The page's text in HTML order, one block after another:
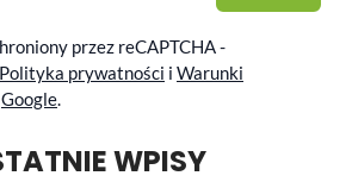
przez reCAPTCHA -
Polityka prywatności i Warunki
Google.
WPISY